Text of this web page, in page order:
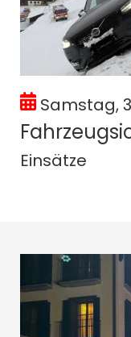
Samstag,
Einsätze